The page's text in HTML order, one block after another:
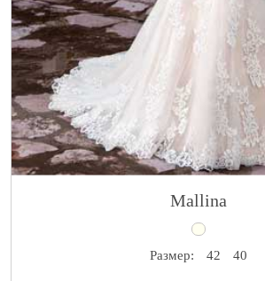
Mallina
Размер: 42 40